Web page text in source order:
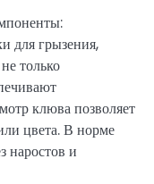
для грызения,
только
клюва позволяет
цвета. В норме
наростов и